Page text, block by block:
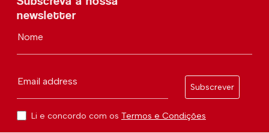
newsletter
Nome
Email address
Subscrever
Li e concordo com os Termos e Condições